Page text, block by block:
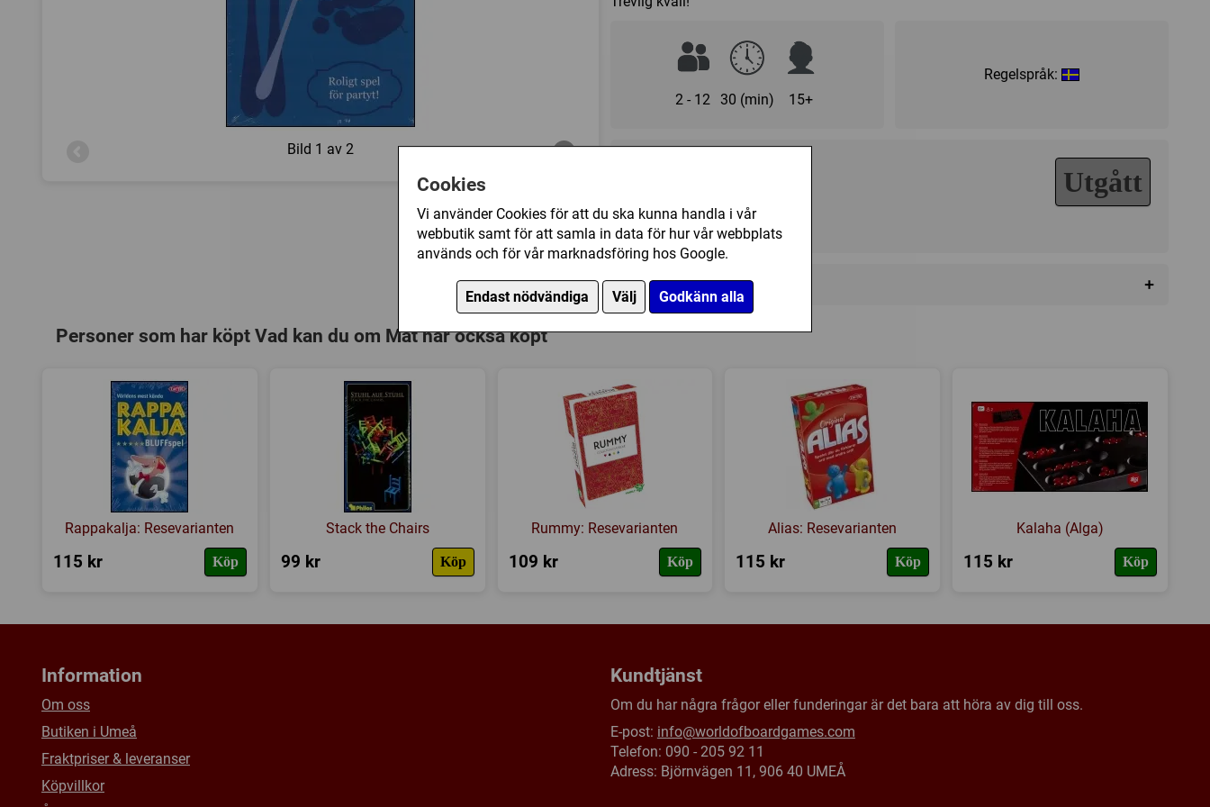
Cookies
Vi använder Cookies för att du ska kunna handla i vår
webbutik samt för att samla in data för hur vår webbplats
används och för vår marknadsföring hos Google.
Endast nödvändiga Välj Godkänn alla
Bild 1 av 2
2 - 12 30 (min) 15+
Regelspråk:
Utgått
Ej tillgänglig
Övrig information +
Speltyp: Vuxen/partyspel
Länkar:
Tillverkarens hemsida
Försälj. rank:
17147/18138
Personer som har köpt Vad kan du om Mat har också köpt
Rappakalja: Resevarianten
115 kr Köp
Stack the Chairs
99 kr Köp
Rummy: Resevarianten
109 kr Köp
Alias: Resevarianten
115 kr Köp
Kalaha (Alga)
115 kr Köp
Information
Om oss
Butiken i Umeå
Fraktpriser & leveranser
Köpvillkor
Kundtjänst
Om du har några frågor eller funderingar är det bara att höra av dig till oss.
E-post: info@worldofboardgames.com
Telefon: 090 - 205 92 11
Adress: Björnvägen 11, 906 40 UMEÅ